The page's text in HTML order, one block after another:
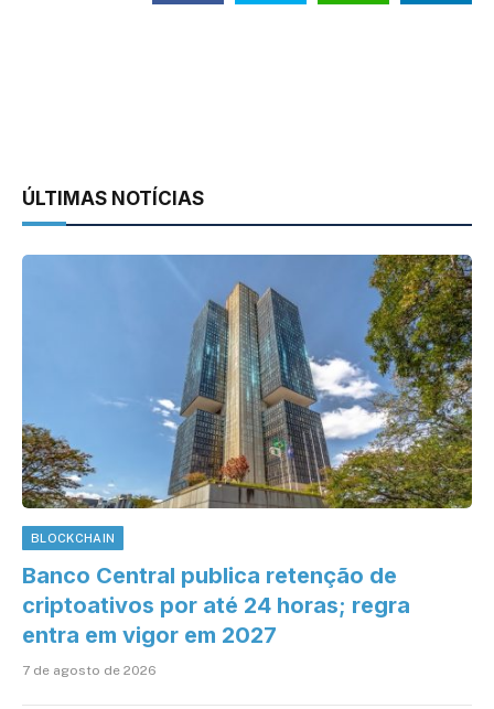
ÚLTIMAS NOTÍCIAS
BLOCKCHAIN
Banco Central publica retenção de
criptoativos por até 24 horas; regra
entra em vigor em 2027
7 de agosto de 2026